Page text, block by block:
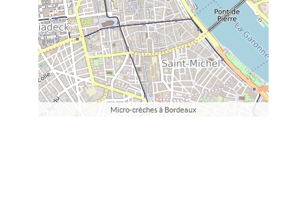
Micro-crèches à Bordeaux